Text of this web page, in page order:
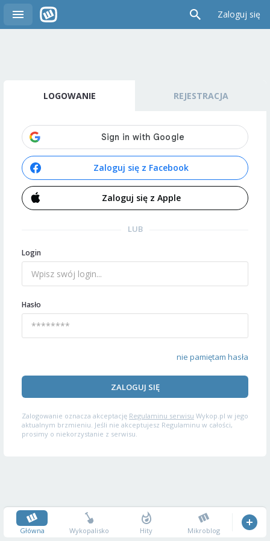
Zaloguj się
LOGOWANIE REJESTRACJA
Zaloguj się z Facebook
Zaloguj się z Apple
LUB
Login
Hasło
nie pamiętam hasła
ZALOGUJ SIĘ
Zalogowanie oznacza akceptację Regulaminu serwisu Wykop.pl w jego
aktualnym brzmieniu. Jeśli nie akceptujesz Regulaminu w całości,
prosimy o niekorzystanie z serwisu.
Główna Wykopalisko Hity Mikroblog